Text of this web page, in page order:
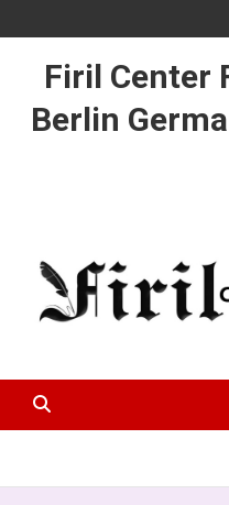
Firil Center
Berlin